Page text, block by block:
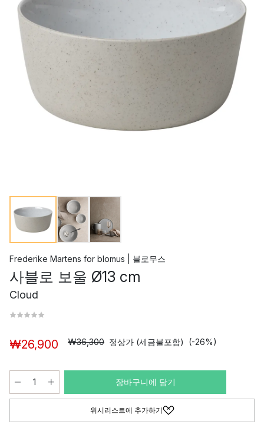
Frederike Martens for blomus | 블로무스
사블로 보울 Ø13 cm
Cloud
₩26,900 ₩36,300 정상가 (세금불포함) (-26%)
장바구니에 담기
위시리스트에 추가하기